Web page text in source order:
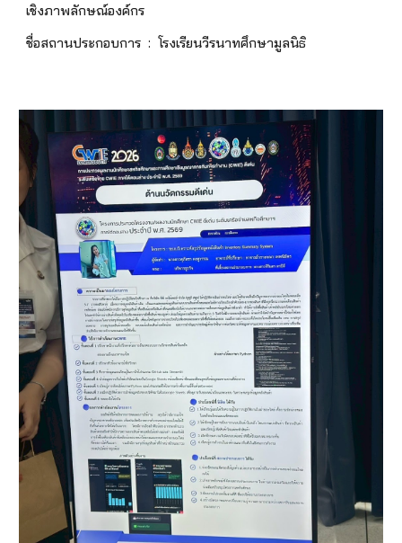
เชิงภาพลักษณ์องค์กร
ชื่อสถานประกอบการ :โรงเรียนวีรนาทศึกษามูลนิธิ